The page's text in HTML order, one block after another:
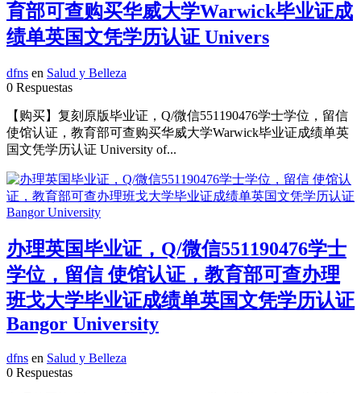
育部可查购买华威大学Warwick毕业证成
绩单英国文凭学历认证 Univers
dfns en Salud y Belleza
0 Respuestas
【购买】复刻原版毕业证，Q/微信551190476学士学位，留信
使馆认证，教育部可查购买华威大学Warwick毕业证成绩单英
国文凭学历认证 University of...
办理英国毕业证，Q/微信551190476学士
学位，留信 使馆认证，教育部可查办理
班戈大学毕业证成绩单英国文凭学历认证
Bangor University
dfns en Salud y Belleza
0 Respuestas